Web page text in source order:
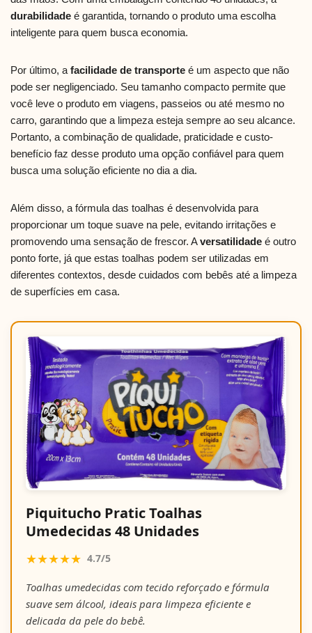
durabilidade é garantida, tornando o produto uma escolha
inteligente para quem busca economia.
Por último, a facilidade de transporte é um aspecto que não
pode ser negligenciado. Seu tamanho compacto permite que
você leve o produto em viagens, passeios ou até mesmo no
carro, garantindo que a limpeza esteja sempre ao seu alcance.
Portanto, a combinação de qualidade, praticidade e custo-
benefício faz desse produto uma opção confiável para quem
busca uma solução eficiente no dia a dia.
Além disso, a fórmula das toalhas é desenvolvida para
proporcionar um toque suave na pele, evitando irritações e
promovendo uma sensação de frescor. Aversatilidade é outro
ponto forte, já que estas toalhas podem ser utilizadas em
diferentes contextos, desde cuidados com bebês até a limpeza
de superfícies em casa.
Piquitucho Pratic Toalhas
Umedecidas 48 Unidades
★★★★★ 4.7/5
Toalhas umedecidas com tecido reforçado e fórmula
suave sem álcool, ideais para limpeza eficiente e
delicada da pele do bebê.